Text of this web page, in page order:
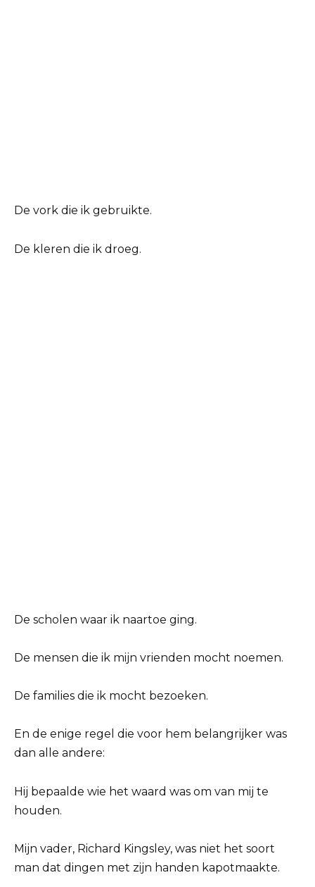
De vork die ik gebruikte.
De kleren die ik droeg.
De scholen waar ik naartoe ging.
De mensen die ik mijn vrienden mocht noemen.
De families die ik mocht bezoeken.
En de enige regel die voor hem belangrijker was
dan alle andere:
Hij bepaalde wie het waard was om van mij te
houden.
Mijn vader, Richard Kingsley, was niet het soort
man dat dingen met zijn handen kapotmaakte.